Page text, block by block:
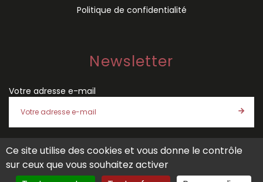
Politique de confidentialité
Newsletter
Votre adresse e-mail
J'accepte les conditions générales de venteet lapolitique
de confidentialité
Ce site utilise des cookies et vous donne le contrôle
sur ceux que vous souhaitez activer